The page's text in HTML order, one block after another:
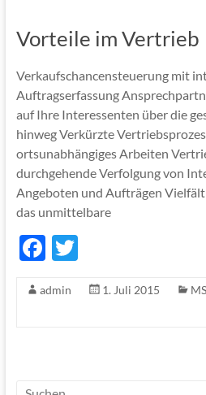
k
Vorteile im Vertrieb
Verkaufschancensteuerung mit
Auftragserfassung
auf Ihre Interessenten über die
hinweg Verkürzte
ortsunabhängiges Arbeiten
durchgehende Verfolgung von
Angeboten und Aufträgen
das unmittelbare
F
e
T
itt
admin 1. Juli 2015